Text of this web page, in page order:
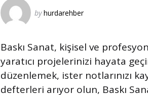
Posted
by hurdarehber
Baskı Sanat, kişisel ve
yaratıcı projelerinizi hayata
düzenlemek, ister notlarınızı
defterleri arıyor olun, Baskı